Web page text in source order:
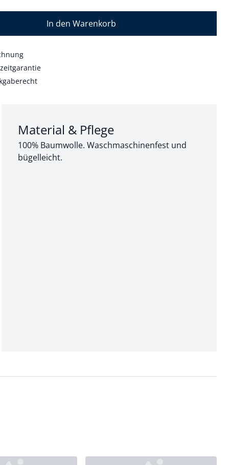
In den Warenkorb
Abschnitt 3 von 3:
Material & Pflege
100% Baumwolle. Waschmaschinenfest und
bügelleicht.